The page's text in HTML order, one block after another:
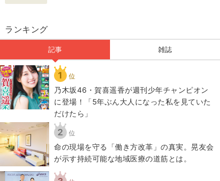
ランキング
記事 雑誌
1 位
乃木坂46・賀喜遥香が週刊少年チャンピオン
に登場！「5年ぶん大人になった私を見ていた
だけたら」
2 位
​命の現場を守る「働き方改革」の真実。晃友会
が示す持続可能な地域医療の道筋とは。